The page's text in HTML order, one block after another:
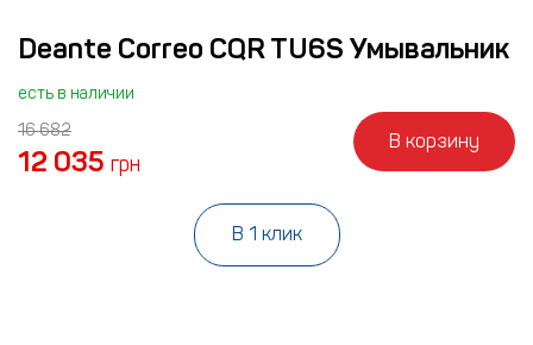
Deante Correo CQR TU6S Умывальник
есть в наличии
16 682
12 035 грн
В корзину
В 1 клик